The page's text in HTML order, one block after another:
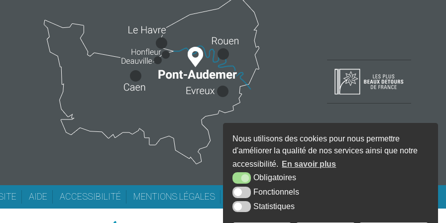
Nous utilisons des cookies pour nous permettre
d'améliorer la qualité de nos services ainsi que notre
accessibilité.
En savoir plus
Obligatoires
Fonctionnels
Statistiques
AIDE ACCESSIBILITÉ MENTIONS LÉGALES KREA3